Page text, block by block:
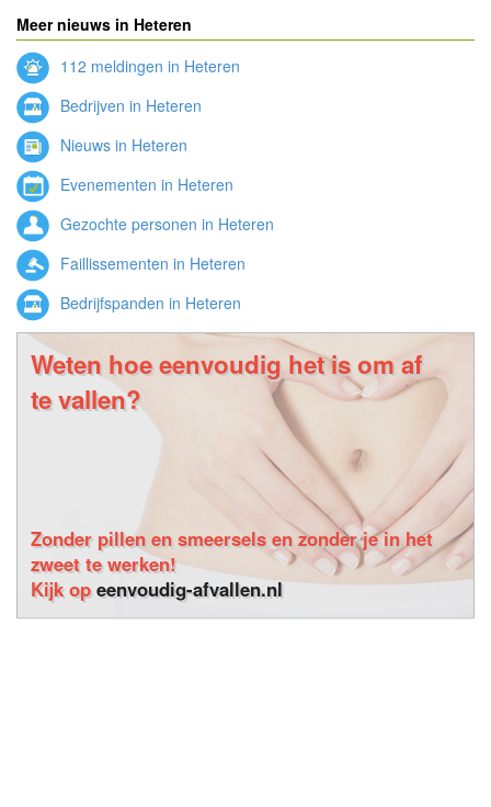
Meer nieuws in Heteren
112 meldingen in Heteren
Bedrijven in Heteren
Nieuws in Heteren
Evenementen in Heteren
Gezochte personen in Heteren
Faillissementen in Heteren
Bedrijfspanden in Heteren
Weten hoe eenvoudig het is om af
te vallen?
Zonder pillen en smeersels en zonder je in het
zweet te werken!
Kijk opeenvoudig-afvallen.nl